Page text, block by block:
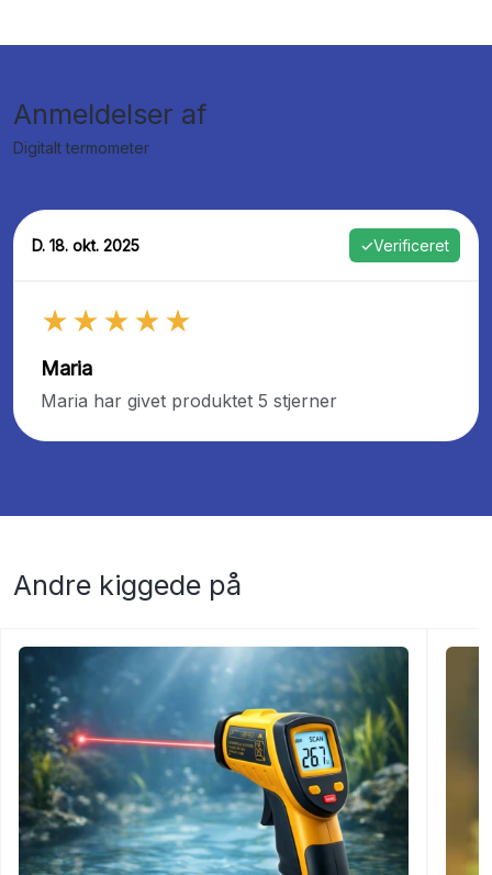
Anmeldelser af
Digitalt termometer
D. 18. okt. 2025 ✓Verificeret
★★★★★
Maria
Maria har givet produktet 5 stjerner
Andre kiggede på